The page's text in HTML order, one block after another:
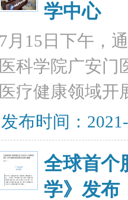
学中心
7月15日下午，
医科学院广安门
医疗健康领域开
发布时间：
全球首个
学》发布